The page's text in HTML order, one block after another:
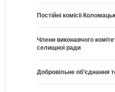
Постійні комісії
Члени виконавчого
селищної ради
Добровільне об’єднання